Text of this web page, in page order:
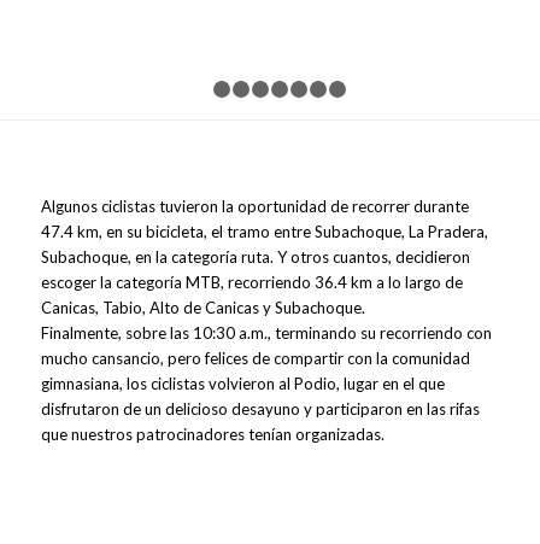
1 2
Algunos ciclistas tuvieron la oportunidad de recorrer durante
47.4 km, en su bicicleta, el tramo entre Subachoque, La Pradera,
Subachoque, en la categoría ruta. Y otros cuantos, decidieron
escoger la categoría MTB, recorriendo 36.4 km a lo largo de
Canicas, Tabio, Alto de Canicas y Subachoque.
Finalmente, sobre las 10:30 a.m., terminando su recorriendo con
mucho cansancio, pero felices de compartir con la comunidad
gimnasiana, los ciclistas volvieron al Podio, lugar en el que
disfrutaron de un delicioso desayuno y participaron en las rifas
que nuestros patrocinadores tenían organizadas.